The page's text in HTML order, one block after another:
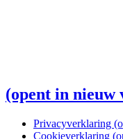
(opent in nieuw
Privacyverklaring
Cookieverklaring